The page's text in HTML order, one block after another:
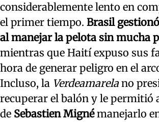
considerablemente lento en
el primer tiempo. Brasil
al manejar la pelota sin mucha
mientras que Haití expuso sus
hora de generar peligro en el
Incluso, la Verdeamarelano
recuperar el balón y le permitió
de Sebastien Mignémanejarlo